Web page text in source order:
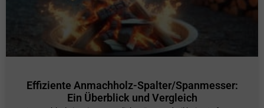
Effiziente Anmachholz-Spalter/Spanmesser:
Ein Überblick und Vergleich